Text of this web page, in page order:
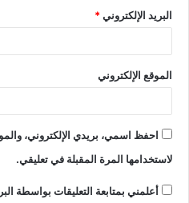
البريد الإلكتروني*
الموقع الإلكتروني
احفظ اسمي، بريدي الإلكتروني،
لاستخدامها المرة المقبلة في تعليقي.
أعلمني بمتابعة التعليقات بواسطة